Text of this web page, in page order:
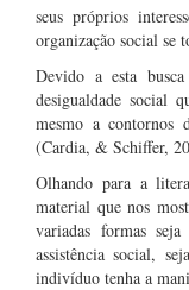
seus próprios
organização social se
Devido a esta
desigualdade social
mesmo a contornos
(Cardia, & Schiffer,
Olhando para a
material que nos
variadas formas
assistência social,
indivíduo tenha a